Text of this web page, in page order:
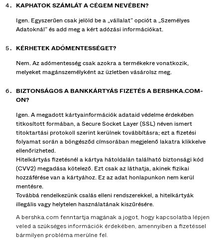
KAPHATOK SZÁMLÁT A CÉGEM NEVÉBEN?
Igen. Egyszerűen csak jelöld be a „vállalat” opciót a „Személyes
Adatoknál” és add meg a kért adózási információkat.
KÉRHETEK ADÓMENTESSÉGET?
Nem. Az adómentesség csak azokra a termékekre vonatkozik,
melyeket magánszemélyként az üzletben vásárolsz meg.
BIZTONSÁGOS A BANKKÁRTYÁS FIZETÉS A BERSHKA.COM-
ON?
Igen. A megadott kártyainformációk adataid védelme érdekében
titkosított formában, a Secure Socket Layer (SSL) néven ismert
titoktartási protokoll szerint kerülnek továbbításra; ezt a fizetési
folyamat során a böngésződ címsorában megjelenő lakatra klikkelve
ellenőrizheted.
Hitelkártyás fizetésnél a kártya hátoldalán található biztonsági kód
(CVV2) megadása kötelező. Ezt csak az láthatja, akinek fizikai
hozzáférése van a kártyához. Ez az adat honlapunkon nem kerül
mentésre.
Továbbá rendelkezünk csalás elleni rendszerekkel, a hitelkártyák
illegális vagy helytelen használatának kiszűrésére.
A bershka.com fenntartja magának a jogot, hogy kapcsolatba lépjen
veled a szükséges információk érdekében, amennyiben a fizetéssel
bármilyen probléma merülne fel.